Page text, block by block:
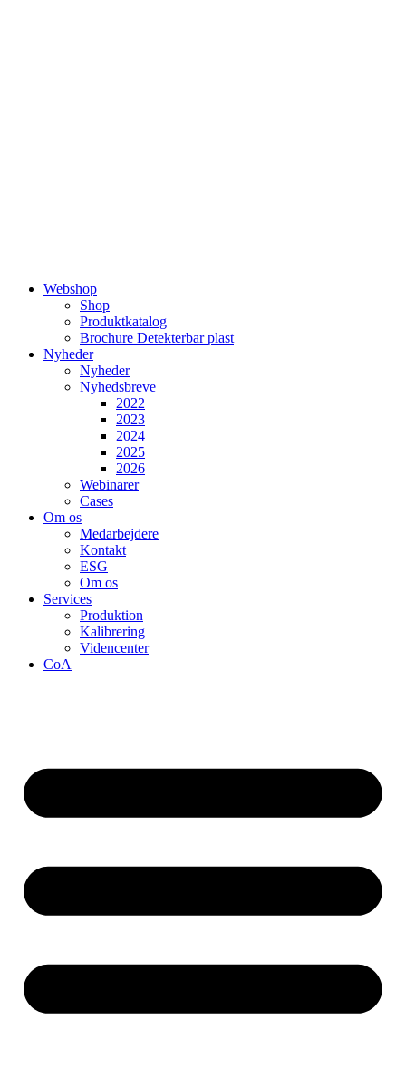
Webshop
Shop
Produktkatalog
Brochure Detekterbar plast
Nyheder
Nyheder
Nyhedsbreve
2022
2023
2024
2025
2026
Webinarer
Cases
Om os
Medarbejdere
Kontakt
ESG
Om os
Services
Produktion
Kalibrering
Videncenter
CoA